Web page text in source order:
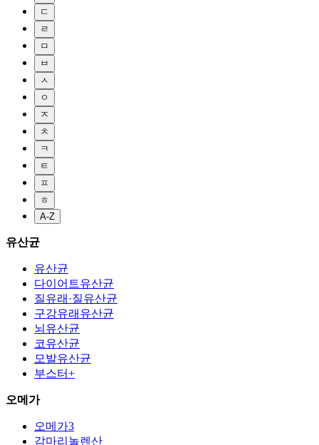
ㄷ
ㄹ
ㅁ
ㅂ
ㅅ
ㅇ
ㅈ
ㅊ
ㅋ
ㅌ
ㅍ
ㅎ
A-Z
유산균
유산균
다이어트유산균
질유래·질유산균
구강유래유산균
뇌유산균
코유산균
모발유산균
부스터+
오메가
오메가3
감마리놀렌산